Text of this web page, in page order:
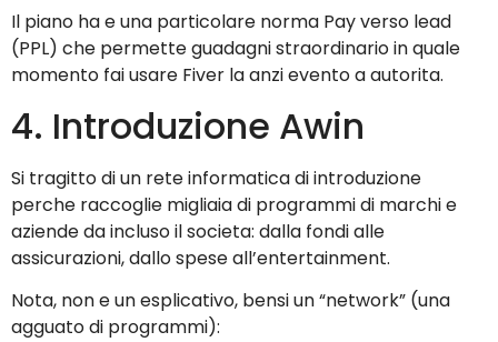
Il piano ha e una particolare norma Pay verso lead
(PPL) che permette guadagni straordinario in quale
momento fai usare Fiver la anzi evento a autorita.
4. Introduzione Awin
Si tragitto di un rete informatica di introduzione
perche raccoglie migliaia di programmi di marchi e
aziende da incluso il societa: dalla fondi alle
assicurazioni, dallo spese all’entertainment.
Nota, non e un esplicativo, bensi un “network” (una
agguato di programmi):